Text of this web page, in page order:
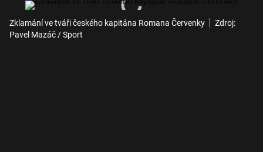
Zklamání ve tváři českého kapitána Romana Červenky
Zdroj:
Pavel Mazáč / Sport